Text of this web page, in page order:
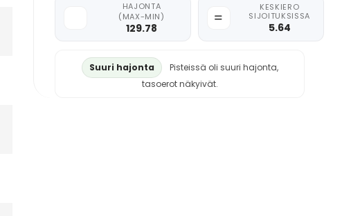
HAJONTA
(MAX-MIN)
129.78
KESKIERO
SIJOITUKSISSA
5.64
Suuri hajonta
Pisteissä oli suuri hajonta,
tasoerot näkyivät.